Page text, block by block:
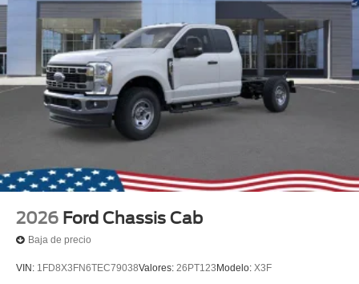
2026 Ford Chassis Cab
Baja de precio
VIN: 1FD8X3FN6TEC79038Valores: 26PT123 Modelo: X3F